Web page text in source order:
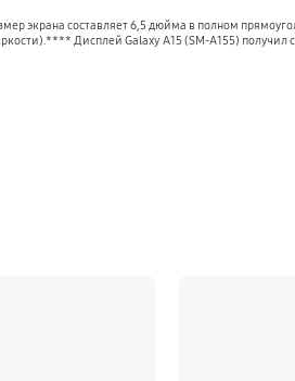
экрана составляет 6,5 дюйма в полном
Дисплей Galaxy A15 (SM-A155) получил